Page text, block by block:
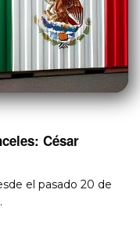
César
el pasado 20 de